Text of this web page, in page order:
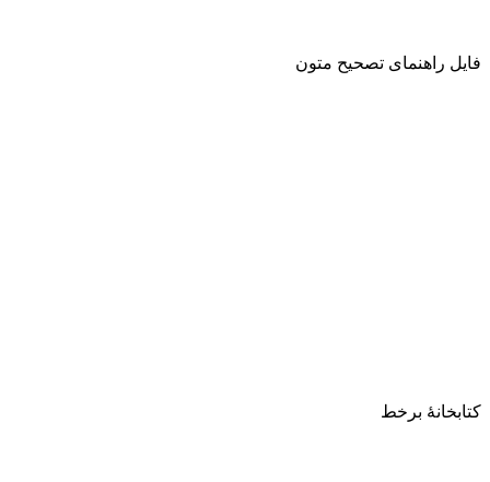
فایل راهنمای تصحیح متون
کتابخانۀ برخط